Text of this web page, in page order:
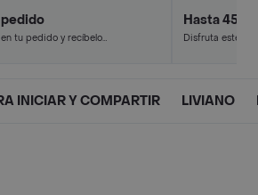
tu pedido y recíbelo
Hasta 45%
Disfruta este
INICIAR Y COMPARTIR LIVIANO